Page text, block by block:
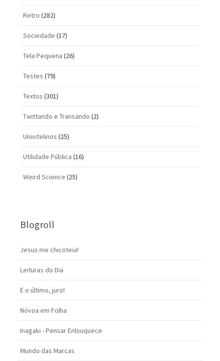
Retro (282)
Sociedade (17)
Tela Pequena (26)
Testes (79)
Textos (301)
Twittando e Transando (2)
Univitelinos (25)
Utilidade Pública (16)
Weird Science (25)
Blogroll
Jesus me chicoteia!
Leituras do Dia
É o último, juro!
Nóvoa em Folha
Inagaki - Pensar Enlouquece
Mundo das Marcas